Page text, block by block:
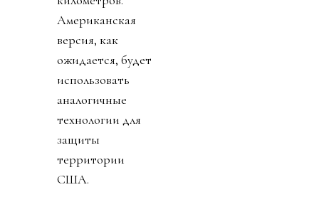
Американская
версия, как
ожидается, будет
использовать
аналогичные
технологии для
защиты
территории
США.